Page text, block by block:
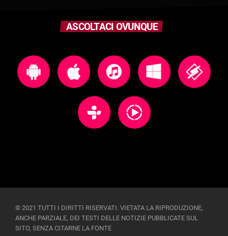
ASCOLTACI OVUNQUE
© 2021 TUTTI I DIRITTI RISERVATI. VIETATA LA RIPRODUZIONE,
ANCHE PARZIALE, DEI TESTI DELLE NOTIZIE PUBBLICATE SUL
SITO, SENZA CITARNE LA FONTE